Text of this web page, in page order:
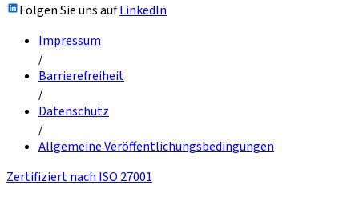
Folgen Sie uns aufLinkedIn
Impressum
/
Barrierefreiheit
/
Datenschutz
/
Allgemeine Veröffentlichungsbedingungen
Zertifiziert nach ISO 27001